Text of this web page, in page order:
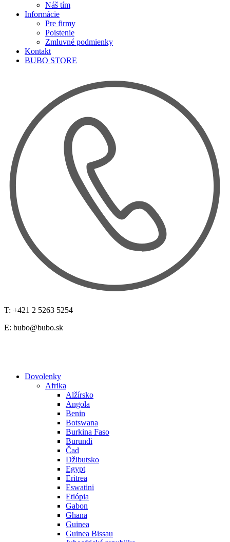
Náš tím
Informácie
Pre firmy
Poistenie
Zmluvné podmienky
Kontakt
BUBO STORE
T: +421 2 5263 5254
E: bubo@bubo.sk
Dovolenky
Afrika
Alžírsko
Angola
Benin
Botswana
Burkina Faso
Burundi
Čad
Džibutsko
Egypt
Eritrea
Eswatini
Etiópia
Gabon
Ghana
Guinea
Guinea Bissau